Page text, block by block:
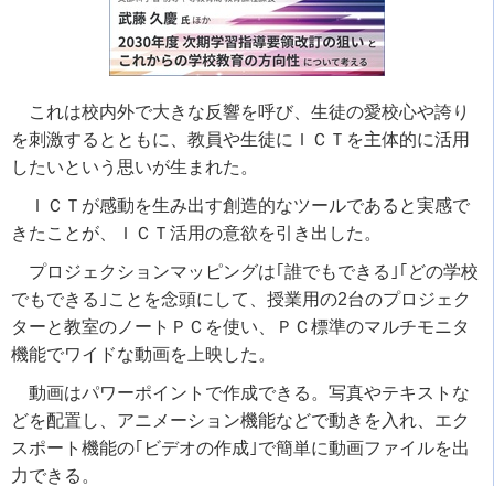
これは校内外で大きな反響を呼び、生徒の愛校心や誇り
を刺激するとともに、教員や生徒にＩＣＴを主体的に活用
したいという思いが生まれた。
ＩＣＴが感動を生み出す創造的なツールであると実感で
きたことが、ＩＣＴ活用の意欲を引き出した。
プロジェクションマッピングは｢誰でもできる｣｢どの学校
でもできる｣ことを念頭にして、授業用の2台のプロジェク
ターと教室のノートＰＣを使い、ＰＣ標準のマルチモニタ
機能でワイドな動画を上映した。
動画はパワーポイントで作成できる。写真やテキストな
どを配置し、アニメーション機能などで動きを入れ、エク
スポート機能の｢ビデオの作成｣で簡単に動画ファイルを出
力できる。